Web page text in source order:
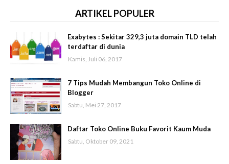
ARTIKEL POPULER
Exabytes : Sekitar 329,3 juta domain TLD telah
terdaftar di dunia
Kamis, Juli 06, 2017
7 Tips Mudah Membangun Toko Online di
Blogger
Sabtu, Mei 27, 2017
Daftar Toko Online Buku Favorit Kaum Muda
Sabtu, Oktober 09, 2021